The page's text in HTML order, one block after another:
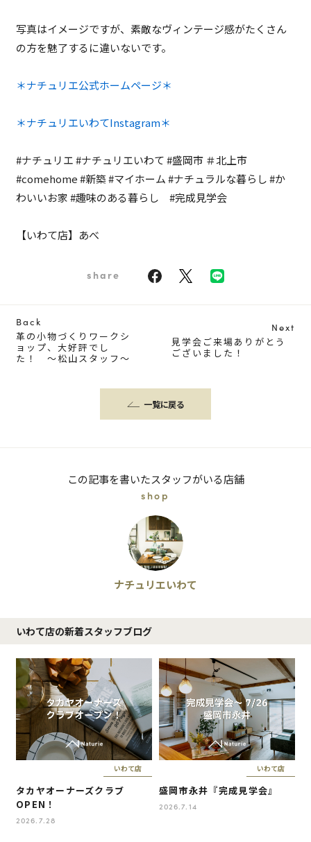
写真はイメージですが、素敵なヴィンテージ感がたくさん
の方を魅了するに違いないです。
＊ナチュリエ公式ホームページ＊
＊ナチュリエいわてInstagram＊
#ナチュリエ #ナチュリエいわて #盛岡市 ＃北上市
#comehome #新築 #マイホーム #ナチュラルな暮らし #か
わいいお家 #趣味のある暮らし #完成見学会
【いわて店】あべ
share
Back
革の小物づくりワークシ
ョップ、大好評でし
た！ ～松山スタッフ～
一覧に戻る
Next
見学会ご来場ありがとう
ございました！
この記事を書いたスタッフがいる店舗
shop
ナチュリエいわて
いわて店の新着スタッフブログ
いわて店
タカヤオーナーズクラブ
OPEN！
2026.7.28
いわて店
盛岡市永井『完成見学会』
2026.7.14